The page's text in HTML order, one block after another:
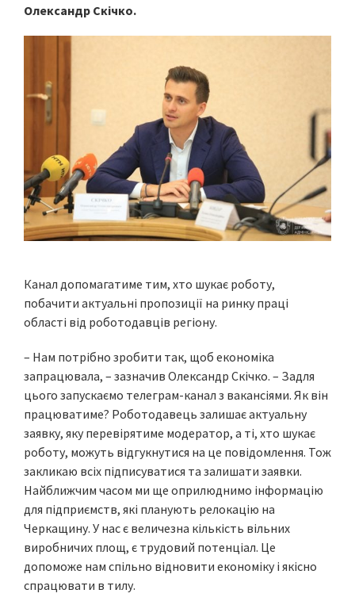
Олександр Скічко.
Канал допомагатиме тим, хто шукає роботу,
побачити актуальні пропозиції на ринку праці
області від роботодавців регіону.
– Нам потрібно зробити так, щоб економіка
запрацювала, – зазначив Олександр Скічко. – Задля
цього запускаємо телеграм-канал з вакансіями. Як він
працюватиме? Роботодавець залишає актуальну
заявку, яку перевірятиме модератор, а ті, хто шукає
роботу, можуть відгукнутися на це повідомлення. Тож
закликаю всіх підписуватися та залишати заявки.
Найближчим часом ми ще оприлюднимо інформацію
для підприємств, які планують релокацію на
Черкащину. У нас є величезна кількість вільних
виробничих площ, є трудовий потенціал. Це
допоможе нам спільно відновити економіку і якісно
спрацювати в тилу.